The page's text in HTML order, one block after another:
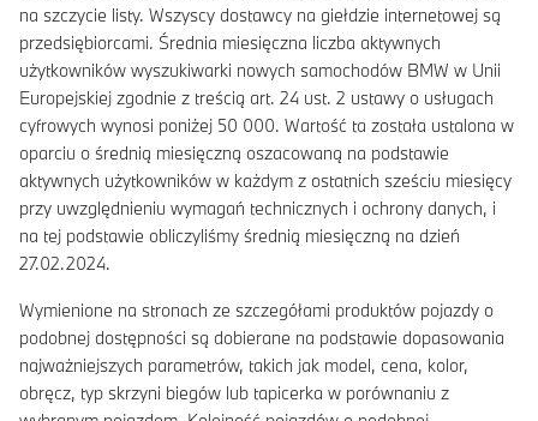
na szczycie listy. Wszyscy dostawcy na giełdzie internetowej są
przedsiębiorcami. Średnia miesięczna liczba aktywnych
użytkowników wyszukiwarki nowych samochodów BMW w Unii
Europejskiej zgodnie z treścią art. 24 ust. 2 ustawy o usługach
cyfrowych wynosi poniżej 50 000. Wartość ta została ustalona w
oparciu o średnią miesięczną oszacowaną na podstawie
aktywnych użytkowników w każdym z ostatnich sześciu miesięcy
przy uwzględnieniu wymagań technicznych i ochrony danych, i
na tej podstawie obliczyliśmy średnią miesięczną na dzień
27.02.2024.
Wymienione na stronach ze szczegółami produktów pojazdy o
podobnej dostępności są dobierane na podstawie dopasowania
najważniejszych parametrów, takich jak model, cena, kolor,
obręcz, typ skrzyni biegów lub tapicerka w porównaniu z